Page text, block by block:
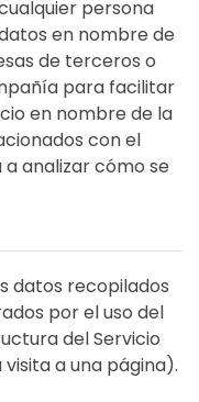
persona
en nombre de
de terceros o
para facilitar
en nombre de la
con el
analizar cómo se
datos recopilados
por el uso del
del Servicio
a una página).